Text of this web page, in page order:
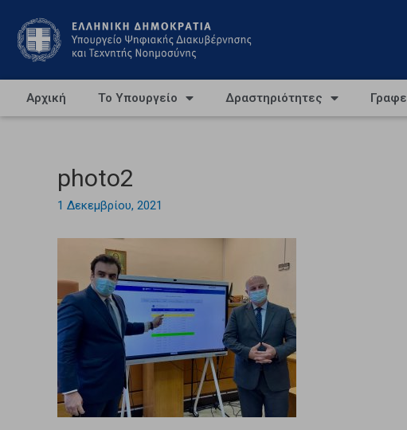
Αρχική Το Υπουργείο Δραστηριότητες
photo2
1 Δεκεμβρίου, 2021